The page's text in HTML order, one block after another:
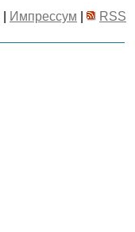
Импрессум
RSS